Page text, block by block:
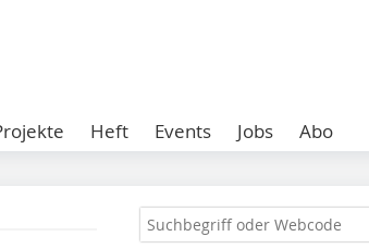
Heft Events Jobs Abo